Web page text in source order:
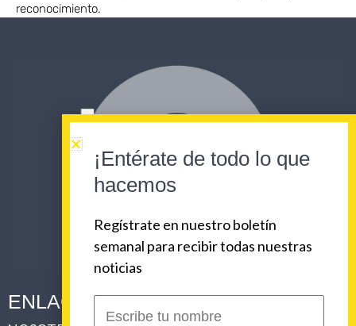
reconocimiento.
ENLACES CORPORATIVOS
¡Entérate de todo lo que
hacemos
Regístrate en nuestro boletín
semanal para recibir todas nuestras
noticias